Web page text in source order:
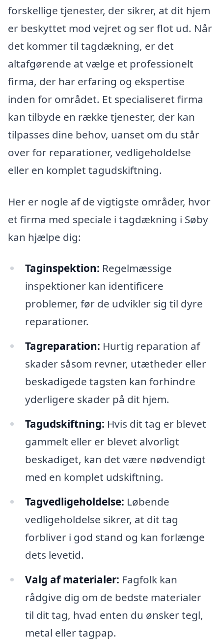
forskellige tjenester, der sikrer, at dit hjem
er beskyttet mod vejret og ser flot ud. Når
det kommer til tagdækning, er det
altafgørende at vælge et professionelt
firma, der har erfaring og ekspertise
inden for området. Et specialiseret firma
kan tilbyde en række tjenester, der kan
tilpasses dine behov, uanset om du står
over for reparationer, vedligeholdelse
eller en komplet tagudskiftning.
Her er nogle af de vigtigste områder, hvor
et firma med speciale i tagdækning i Søby
kan hjælpe dig:
Taginspektion: Regelmæssige
inspektioner kan identificere
problemer, før de udvikler sig til dyre
reparationer.
Tagreparation: Hurtig reparation af
skader såsom revner, utætheder eller
beskadigede tagsten kan forhindre
yderligere skader på dit hjem.
Tagudskiftning: Hvis dit tag er blevet
gammelt eller er blevet alvorligt
beskadiget, kan det være nødvendigt
med en komplet udskiftning.
Tagvedligeholdelse: Løbende
vedligeholdelse sikrer, at dit tag
forbliver i god stand og kan forlænge
dets levetid.
Valg af materialer: Fagfolk kan
rådgive dig om de bedste materialer
til dit tag, hvad enten du ønsker tegl,
metal eller tagpap.